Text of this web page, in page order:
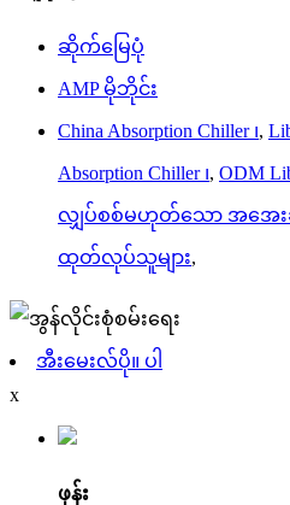
ဆိုက်မြေပုံ
AMP မိုဘိုင်း
China Absorption Chiller ၊,
Absorption Chiller ၊, ODM
လျှပ်စစ်မဟုတ်သော အအေး
ထုတ်လုပ်သူများ,
အီးမေးလ်ပို။ ပါ
x
ဖုန်း